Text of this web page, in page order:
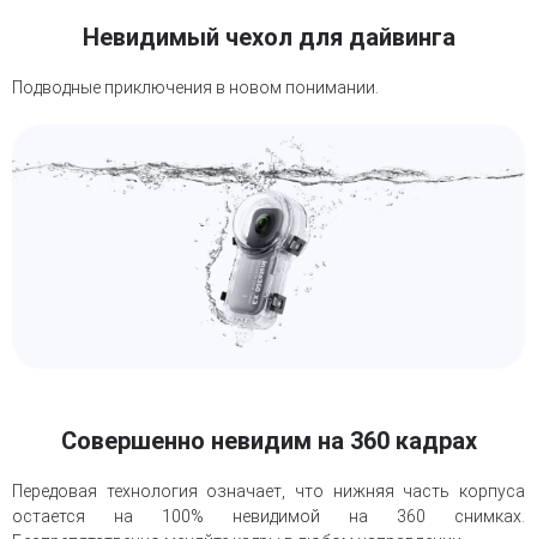
Невидимый чехол для дайвинга
Подводные приключения в новом понимании.
Совершенно невидим на 360 кадрах
Передовая технология означает, что нижняя часть корпуса
остается на 100% невидимой на 360 снимках.